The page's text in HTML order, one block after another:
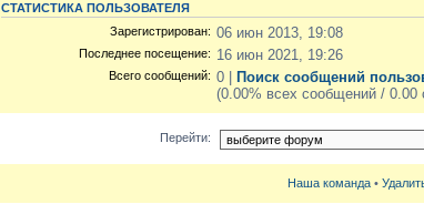
СТАТИСТИКА ПОЛЬЗОВАТЕЛЯ
Зарегистрирован: 06 июн 2013, 19:08
Последнее посещение: 16 июн 2021, 19:26
Всего сообщений: 0 | Поиск сообщений
(0.00% всех сообщений / 0.00
Перейти:
Наша команда •